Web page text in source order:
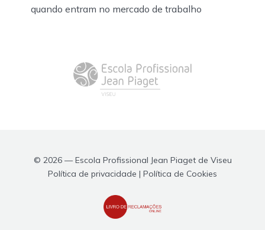
quando entram no mercado de trabalho
© 2026 — Escola Profissional Jean Piaget de Viseu
Política de privacidade | Política de Cookies